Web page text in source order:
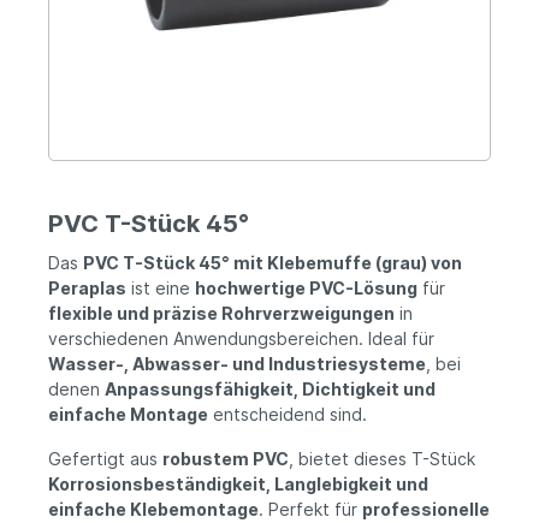
PVC T-Stück 45°
Das PVC T-Stück 45° mit Klebemuffe (grau) von
Peraplas ist eine hochwertige PVC-Lösung für
flexible und präzise Rohrverzweigungen in
verschiedenen Anwendungsbereichen. Ideal für
Wasser-, Abwasser- und Industriesysteme, bei
denen Anpassungsfähigkeit, Dichtigkeit und
einfache Montage entscheidend sind.
Gefertigt aus robustem PVC, bietet dieses T-Stück
Korrosionsbeständigkeit, Langlebigkeit und
einfache Klebemontage. Perfekt für professionelle